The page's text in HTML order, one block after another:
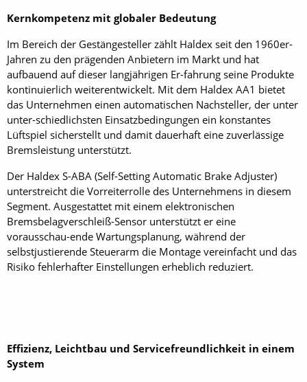
Kernkompetenz mit globaler Bedeutung
Im Bereich der Gestängesteller zählt Haldex seit den 1960er-
Jahren zu den prägenden Anbietern im Markt und hat
aufbauend auf dieser langjährigen Er-fahrung seine Produkte
kontinuierlich weiterentwickelt. Mit dem Haldex AA1 bietet
das Unternehmen einen automatischen Nachsteller, der unter
unter-schiedlichsten Einsatzbedingungen ein konstantes
Lüftspiel sicherstellt und damit dauerhaft eine zuverlässige
Bremsleistung unterstützt.
Der Haldex S-ABA (Self-Setting Automatic Brake Adjuster)
unterstreicht die Vorreiterrolle des Unternehmens in diesem
Segment. Ausgestattet mit einem elektronischen
Bremsbelagverschleiß-Sensor unterstützt er eine
vorausschau-ende Wartungsplanung, während der
selbstjustierende Steuerarm die Montage vereinfacht und das
Risiko fehlerhafter Einstellungen erheblich reduziert.
Effizienz, Leichtbau und Servicefreundlichkeit in einem
System